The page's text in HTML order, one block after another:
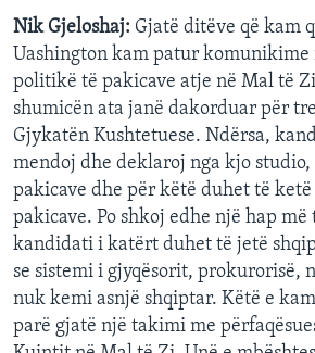
Nik Gjeloshaj: Gjatë ditëve që kam
Uashington kam patur komunikime
politikë të pakicave atje në Mal të
shumicën ata janë dakorduar për
Gjykatën Kushtetuese. Ndërsa,
mendoj dhe deklaroj nga kjo
pakicave dhe për këtë duhet të
pakicave. Po shkoj edhe një hap më
kandidati i katërt duhet të jetë
se sistemi i gjyqësorit, prokurorisë,
nuk kemi asnjë shqiptar. Këtë e
parë gjatë një takimi me